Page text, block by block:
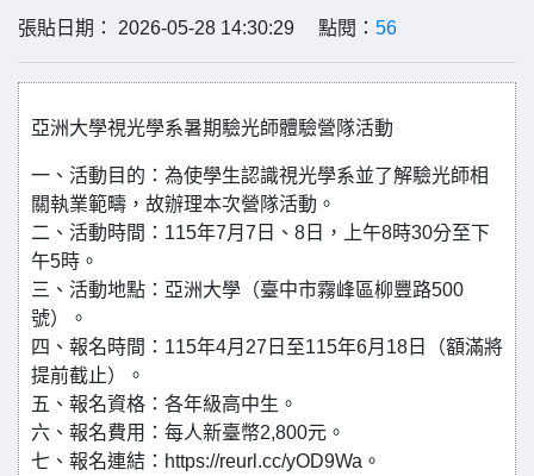
張貼日期： 2026-05-28 14:30:29 點閱： 56
亞洲大學視光學系暑期驗光師體驗營隊活動
一、活動目的：為使學生認識視光學系並了解驗光師相
關執業範疇，故辦理本次營隊活動。
二、活動時間：115年7月7日、8日，上午8時30分至下
午5時。
三、活動地點：亞洲大學（臺中市霧峰區柳豐路500
號）。
四、報名時間：115年4月27日至115年6月18日（額滿將
提前截止）。
五、報名資格：各年級高中生。
六、報名費用：每人新臺幣2,800元。
七、報名連結：https://reurl.cc/yOD9Wa。